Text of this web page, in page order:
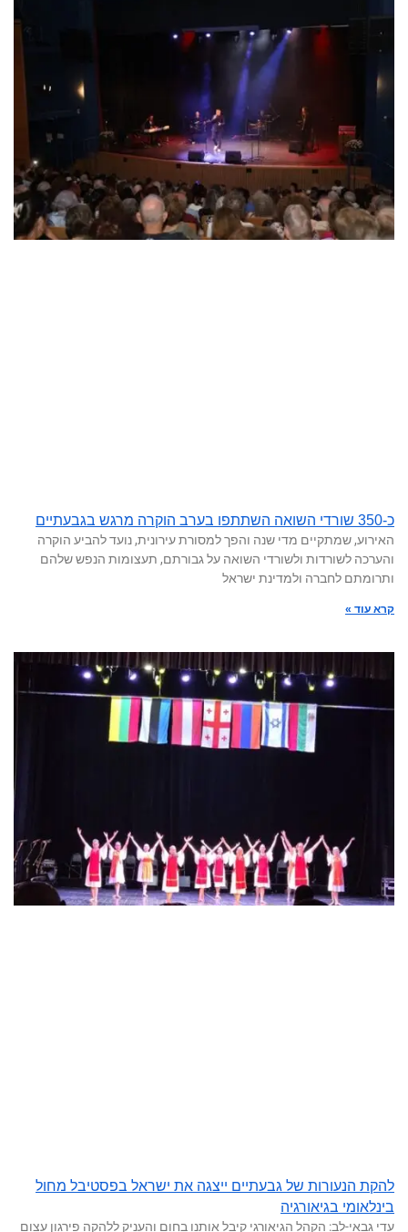
כ-350 שורדי השואה השתתפו בערב הוקרה מרגש בגבעתיים
האירוע, שמתקיים מדי שנה והפך למסורת עירונית, נועד להביע הוקרה
והערכה לשורדות ולשורדי השואה על גבורתם, תעצומות הנפש שלהם
ותרומתם לחברה ולמדינת ישראל
קרא עוד »
להקת הנעורות של גבעתיים ייצגה את ישראל בפסטיבל מחול
בינלאומי בגיאורגיה
עדי גבאי-לב: הקהל הגיאורגי קיבל אותנו בחום והעניק ללהקה פירגון עצום